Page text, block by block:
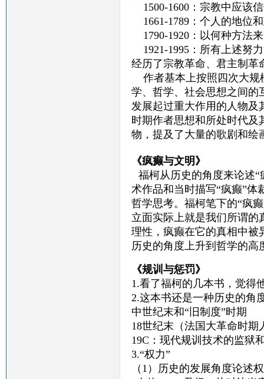
1500-1600：宗教中应该
1661-1789：个人的地位
1790-1920：以何种方法
1921-1995：所有上述努
经历了宗教革命、君主制革
作者基本上按照四次大规
学、哲学、社会思想之间的
发展起过重大作用的人物及
时期作者思想和所处时代及
物，提及了大量的歌剧和绘
《疯癫与文明》
福柯从历史的角度来论述
术作品和当时描写“疯癫”
哲学思考。福柯笔下的“疯
立面实际上就是我们所谓的
理性，疯癫在它的真相中被
历史的角度上升到哲学的高
《规训与惩罚》
1.看了福柯的几本书，觉得
2.这本书还是一种历史的角
中世纪末和“旧制度”时
18世纪末（法国大革命时
19C：现代规训技术的监
3.“权力”
（1）历史的发展角度论述